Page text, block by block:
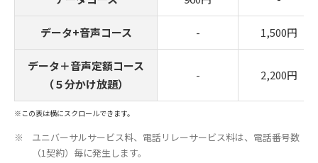
データ+音声コース - 1,500円
データ＋音声定額コース
（５分かけ放題）
- 2,200円
※この表は横にスクロールできます。
ユニバーサルサービス料、電話リレーサービス料は、電話番号数
（1契約）毎に発生します。